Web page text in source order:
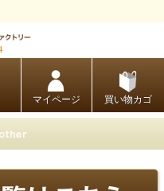
マイページ 買い物カゴ